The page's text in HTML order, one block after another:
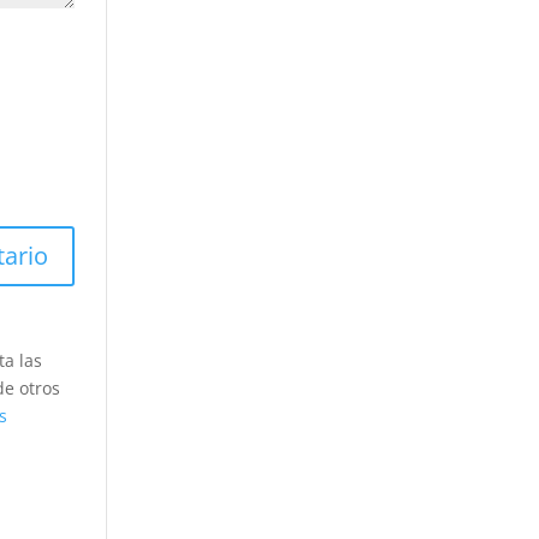
las
otros